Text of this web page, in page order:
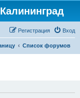
Вход
Регистрация
Список форумов